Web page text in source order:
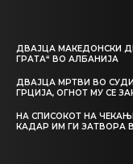
ДВАЈЦА МАКЕДОНСКИ
ГРАТА“ ВО АЛБАНИЈА
ДВАЈЦА МРТВИ ВО
ГРЦИЈА, ОГНОТ МУ СЕ
НА СПИСОКОТ НА
КАДАР ИМ ГИ ЗАТВОРА